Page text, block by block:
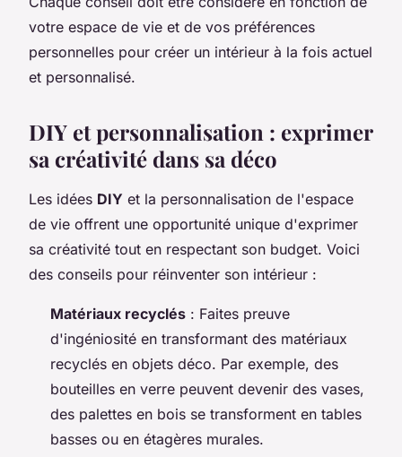
votre espace de vie et de vos préférences
personnelles pour créer un intérieur à la fois actuel
et personnalisé.
DIY et personnalisation : exprimer
sa créativité dans sa déco
Les idées DIY et la personnalisation de l'espace
de vie offrent une opportunité unique d'exprimer
sa créativité tout en respectant son budget. Voici
des conseils pour réinventer son intérieur :
Matériaux recyclés : Faites preuve
d'ingéniosité en transformant des matériaux
recyclés en objets déco. Par exemple, des
bouteilles en verre peuvent devenir des vases,
des palettes en bois se transforment en tables
basses ou en étagères murales.